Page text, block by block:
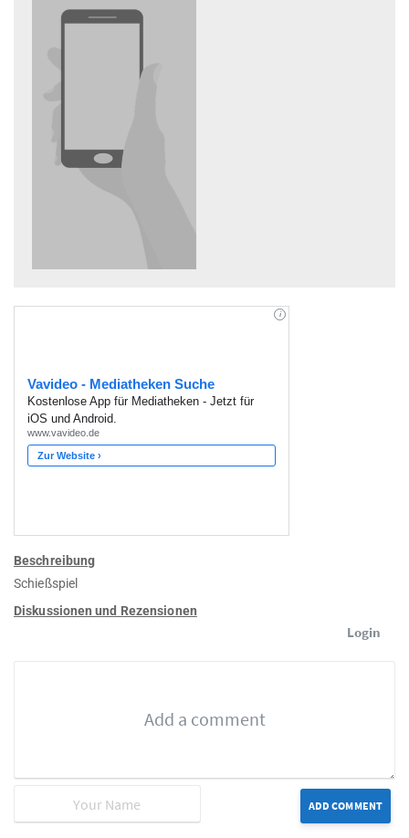
Beschreibung
Schießspiel
Diskussionen und Rezensionen
Login
ADD COMMENT